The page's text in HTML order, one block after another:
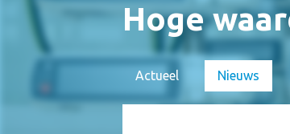
Hoge
Actueel Nieuws